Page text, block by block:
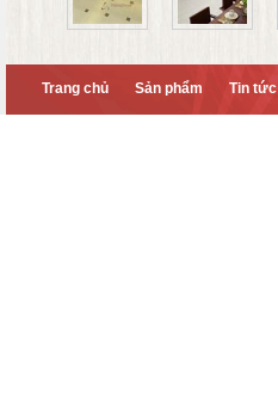
Trang chủ Sản phẩm Tin tức